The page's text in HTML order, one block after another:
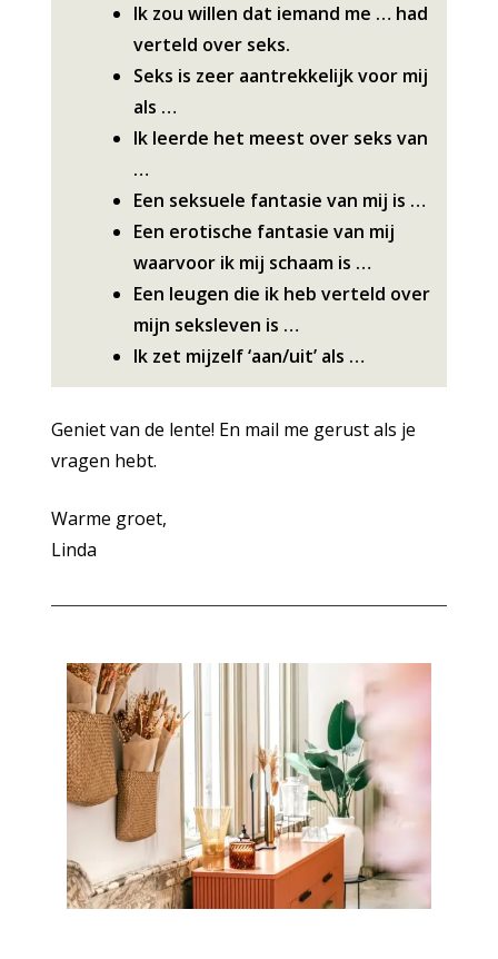
Ik zou willen dat iemand me … had
verteld over seks.
Seks is zeer aantrekkelijk voor mij
als …
Ik leerde het meest over seks van
…
Een seksuele fantasie van mij is …
Een erotische fantasie van mij
waarvoor ik mij schaam is …
Een leugen die ik heb verteld over
mijn seksleven is …
Ik zet mijzelf ‘aan/uit’ als …
Geniet van de lente! En mail me gerust als je
vragen hebt.
Warme groet,
Linda